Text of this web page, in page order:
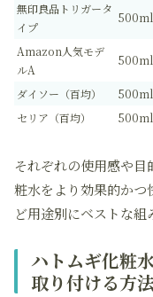
無印良品トリガータ
イプ
Amazon人気モデ
ルA
ダイソー（百均） 500ml
セリア（百均）
500ml
それぞれの使用感や
粧水をより効果的かつ
ど用途別にベストな組
ハトムギ化粧
取り付ける方